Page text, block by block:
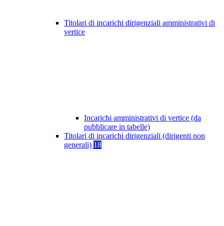
Titolari di incarichi dirigenziali amministrativi di
vertice
Incarichi amministrativi di vertice (da
pubblicare in tabelle)
Titolari di incarichi dirigenziali (dirigenti non
generali) 18